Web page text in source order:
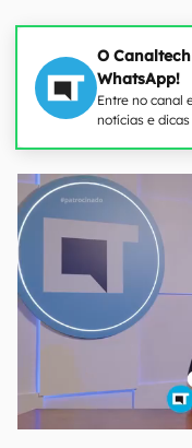
O
WhatsApp!
Entre no canal
notícias e